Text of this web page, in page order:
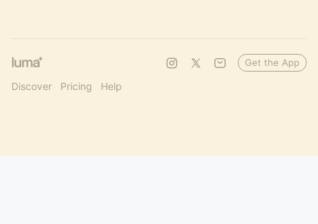
Discover Pricing Help
Get the App